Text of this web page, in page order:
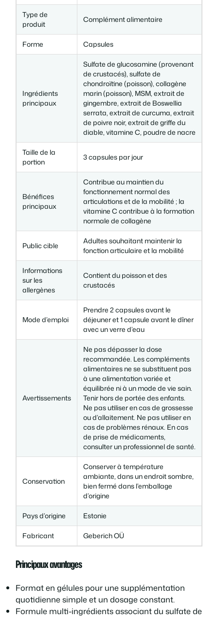
0
0
€
€
.
é
u
c
r
c
a
Type de
produit
Complément alimentaire
Forme Capsules
Ingrédients
principaux
Sulfate de glucosamine (provenant
de crustacés), sulfate de
chondroïtine (poisson), collagène
marin (poisson), MSM, extrait de
gingembre, extrait de Boswellia
serrata, extrait de curcuma, extrait
de poivre noir, extrait de griffe du
diable, vitamine C, poudre de nacre
Taille de la
portion
3 capsules par jour
Bénéfices
principaux
Contribue au maintien du
fonctionnement normal des
articulations et de la mobilité ; la
vitamine C contribue à la formation
normale de collagène
Public cible
Adultes souhaitant maintenir la
fonction articulaire et la mobilité
Informations
sur les
allergènes
Contient du poisson et des
crustacés
Mode d’emploi
Prendre 2 capsules avant le
déjeuner et 1 capsule avant le dîner
avec un verre d’eau
Avertissements
Ne pas dépasser la dose
recommandée. Les compléments
alimentaires ne se substituent pas
à une alimentation variée et
équilibrée ni à un mode de vie sain.
Tenir hors de portée des enfants.
Ne pas utiliser en cas de grossesse
ou d’allaitement. Ne pas utiliser en
cas de problèmes rénaux. En cas
de prise de médicaments,
consulter un professionnel de santé.
Conservation
Conserver à température
ambiante, dans un endroit sombre,
bien fermé dans l’emballage
d’origine
Pays d’origine Estonie
Fabricant Geberich OÜ
Principaux avantages
Format en gélules pour une supplémentation
quotidienne simple et un dosage constant.
Formule multi-ingrédients associant du sulfate de